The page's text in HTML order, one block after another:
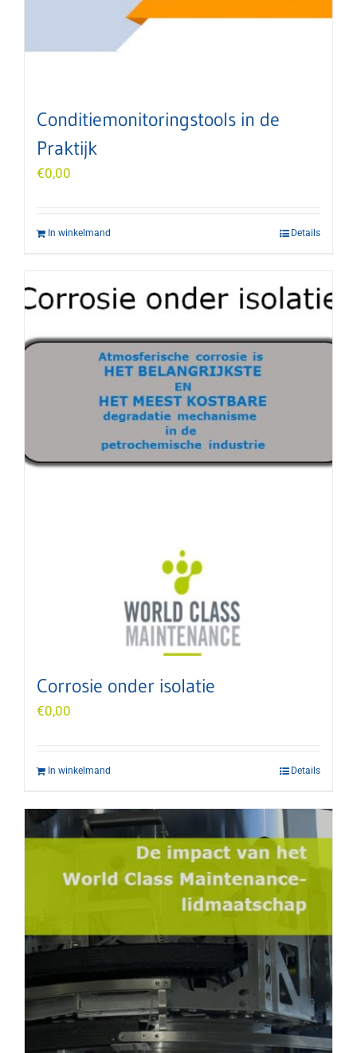
Conditiemonitoringstools in de
Praktijk
€0,00
In winkelmand Details
Corrosie onder isolatie
€0,00
In winkelmand Details